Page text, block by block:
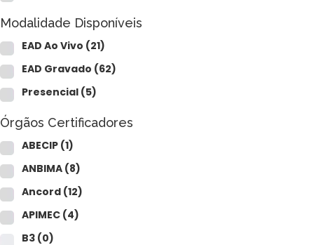
Modalidade Disponíveis
EAD Ao Vivo (21)
EAD Gravado (62)
Presencial (5)
Órgãos Certificadores
ABECIP (1)
ANBIMA (8)
Ancord (12)
APIMEC (4)
B3 (0)